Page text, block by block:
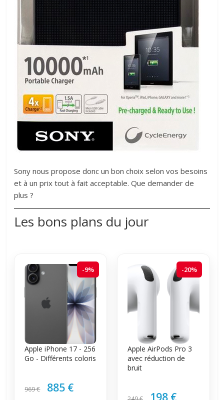
Sony nous propose donc un bon choix selon vos besoins
et à un prix tout à fait acceptable. Que demander de
plus ?
Les bons plans du jour
-9%
Apple iPhone 17 - 256
Go - Différents coloris
969 € 885 €
-20%
Apple AirPods Pro 3
avec réduction de
bruit
198 €